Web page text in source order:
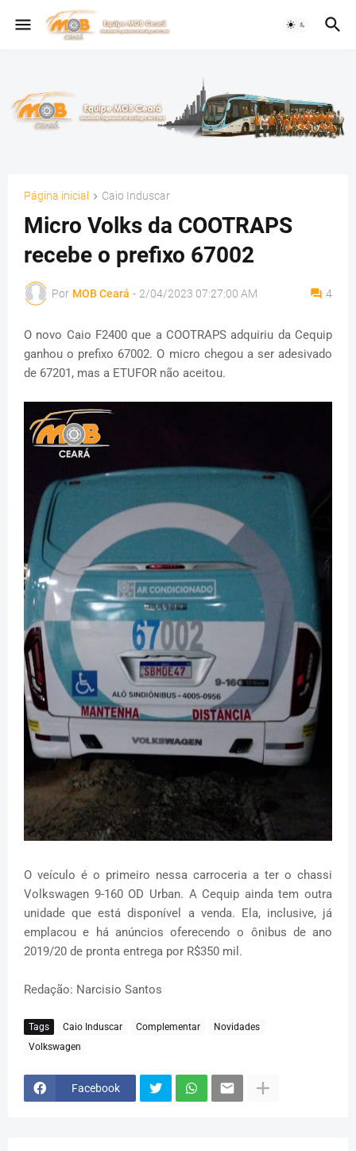
Página inicial Caio Induscar
Micro Volks da COOTRAPS
recebe o prefixo 67002
Por MOB Ceará - 2/04/2023 07:27:00 AM 4
O novo Caio F2400 que a COOTRAPS adquiriu da Cequip
ganhou o prefixo 67002. O micro chegou a ser adesivado
de 67201, mas a ETUFOR não aceitou.
O veículo é o primeiro nessa carroceria a ter o chassi
Volkswagen 9-160 OD Urban. A Cequip ainda tem outra
unidade que está disponível a venda. Ela, inclusive, já
emplacou e há anúncios oferecendo o ônibus de ano
2019/20 de pronta entrega por R$350 mil.
Redação: Narcisio Santos
Tags Caio Induscar Complementar
Novidades
Volkswagen
Facebook